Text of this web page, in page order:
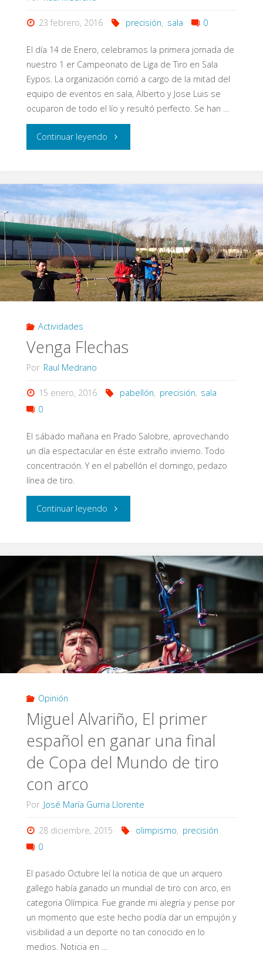
23 febrero, 2016 precisión, sala 0
El día 14 de Enero, celebramos la primera jornada de
nuestro 1 er Campeonato de Liga de Tiro en Sala
Eypos. La organización corrió a cargo de la mitad del
equipo de eventos en sala, Alberto y Jose Luis se
ocuparon de todo el lío y resultó perfecto. Se han …
Continuar leyendo
del
Campeonato
de
Sala
Actividades
Venga Flechas
Por Raul Medrano
15 enero, 2016 pabellón, precisión, sala
0
El sábado mañana en Prado Salobre, aprovechando
un día espectacular en éste extraño invierno. Todo
concentración. Y en el pabellón el domingo, pedazo
línea de tiro.
Continuar leyendo "Venga
Opinión
Miguel Alvariño, El primer
español en ganar una final
de Copa del Mundo de tiro
con arco
Por José María Gurria Llorente
28 diciembre, 2015 olimpismo, precisión
0
El pasado Octubre leí la noticia de que un arquero
gallego había ganado un mundial de tiro con arco, en
categoria Olímpica. Fue grande mi alegría y pense por
un momento que este hecho podía dar un empujón y
visibilidad a un deporte no tan conocido en lo
medios. Noticia en …